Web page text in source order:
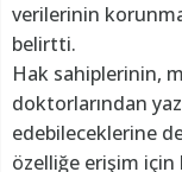
verilerinin
belirtti.
Hak sahiplerinin,
doktorlarından
edebileceklerine
özelliğe erişim için